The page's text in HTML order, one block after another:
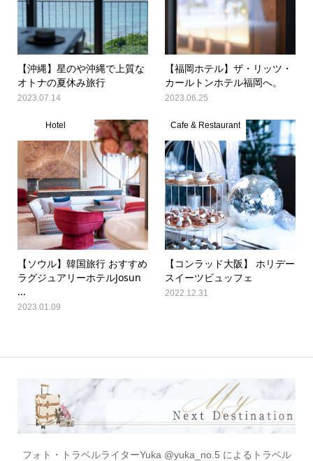
【沖縄】星のや沖縄で上質な
オトナの夏休み旅行
2023.07.14
【福岡ホテル】ザ・リッツ・
カールトンホテル福岡へ。
2023.06.25
Hotel
【ソウル】韓国旅行 おすすめ
ラグジュアリーホテルJosun
...
2023.01.09
Cafe & Restaurant
【コンラッド大阪】 ホリデー
スイーツビュッフェ
2022.12.31
フォト・トラベルライターYuka @yuka_no.5 によるトラベル